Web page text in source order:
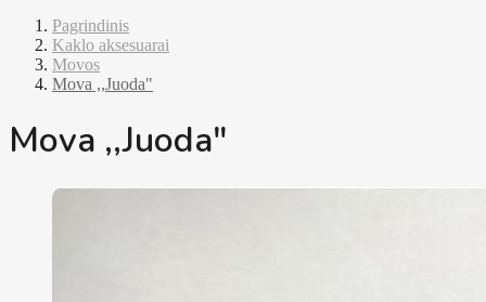
Pagrindinis
Kaklo aksesuarai
Movos
Mova ,,Juoda"
Mova ,,Juoda"